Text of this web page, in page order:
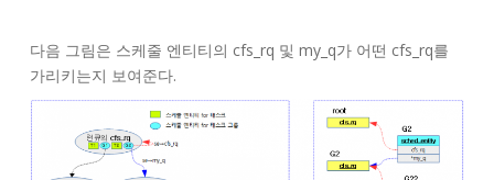
다음 그림은 스케줄 엔티티의 cfs_rq 및 my_q가 어떤 cfs_rq를
가리키는지 보여준다.